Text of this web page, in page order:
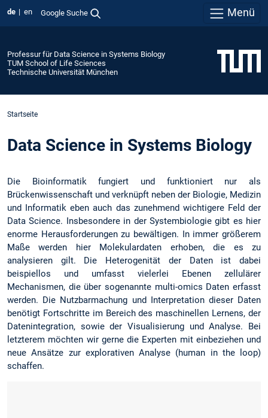
de en Google Suche Menü
Professur für Data Science in Systems Biology
TUM School of Life Sciences
Technische Universität München
Startseite
Data Science in Systems Biology
Die Bioinformatik fungiert und funktioniert nur als
Brückenwissenschaft und verknüpft neben der Biologie, Medizin
und Informatik eben auch das zunehmend wichtigere Feld der
Data Science. Insbesondere in der Systembiologie gibt es hier
enorme Herausforderungen zu bewältigen. In immer größerem
Maße werden hier Molekulardaten erhoben, die es zu
analysieren gilt. Die Heterogenität der Daten ist dabei
beispiellos und umfasst vielerlei Ebenen zellulärer
Mechanismen, die über sogenannte multi-omics Daten erfasst
werden. Die Nutzbarmachung und Interpretation dieser Daten
benötigt Fortschritte im Bereich des maschinellen Lernens, der
Datenintegration, sowie der Visualisierung und Analyse. Bei
letzterem möchten wir gerne die Experten mit einbeziehen und
neue Ansätze zur explorativen Analyse (human in the loop)
schaffen.